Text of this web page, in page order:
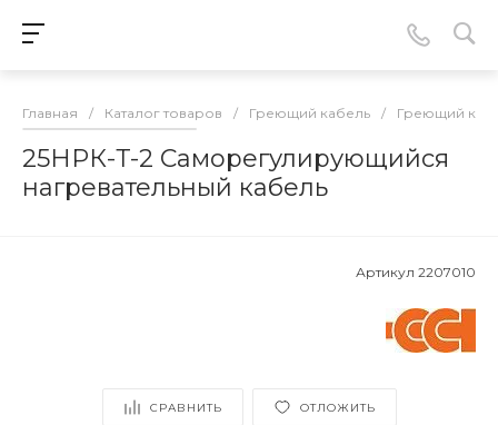
Главная / Каталог товаров / Греющий кабель / Греющий
25НРК-Т-2 Саморегулирующийся
нагревательный кабель
Артикул 2207010
СРАВНИТЬ ОТЛОЖИТЬ